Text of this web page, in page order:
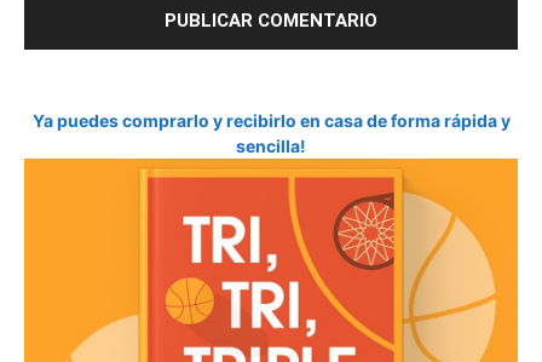
Ya puedes comprarlo y recibirlo en casa de forma rápida y
sencilla!